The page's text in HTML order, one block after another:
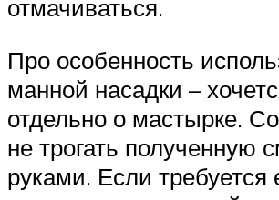
отмачиваться.
Про особенность
манной насадки –
отдельно о мастырке.
не трогать полученную
руками. Если требуется